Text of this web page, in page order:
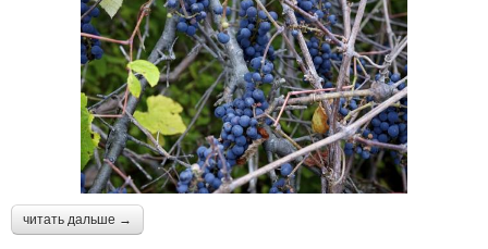
читать дальше →